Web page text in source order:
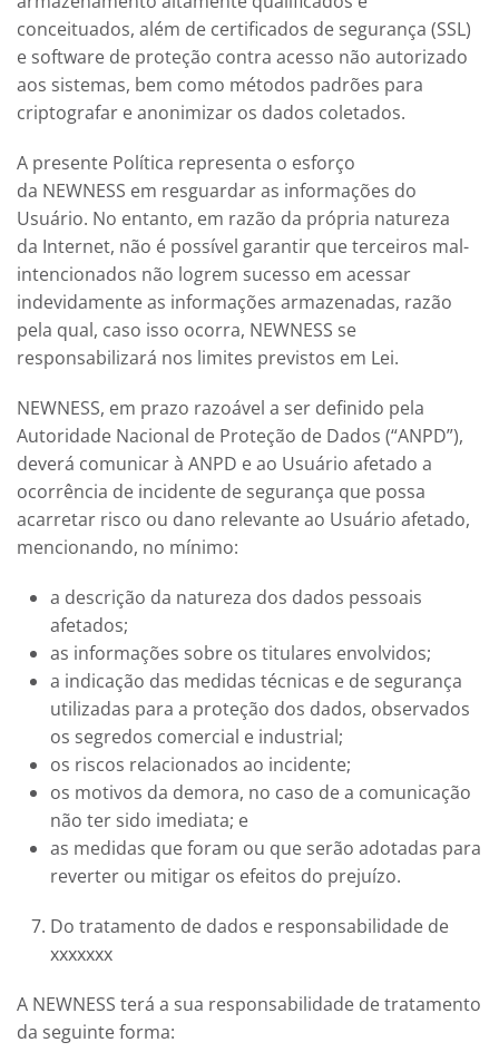
conceituados, além de certificados de segurança (SSL)
e software de proteção contra acesso não autorizado
aos sistemas, bem como métodos padrões para
criptografar e anonimizar os dados coletados.
A presente Política representa o esforço
da NEWNESS em resguardar as informações do
Usuário. No entanto, em razão da própria natureza
da Internet, não é possível garantir que terceiros mal-
intencionados não logrem sucesso em acessar
indevidamente as informações armazenadas, razão
pela qual, caso isso ocorra, NEWNESS se
responsabilizará nos limites previstos em Lei.
NEWNESS, em prazo razoável a ser definido pela
Autoridade Nacional de Proteção de Dados (“ANPD”),
deverá comunicar à ANPD e ao Usuário afetado a
ocorrência de incidente de segurança que possa
acarretar risco ou dano relevante ao Usuário afetado,
mencionando, no mínimo:
a descrição da natureza dos dados pessoais
afetados;
as informações sobre os titulares envolvidos;
a indicação das medidas técnicas e de segurança
utilizadas para a proteção dos dados, observados
os segredos comercial e industrial;
os riscos relacionados ao incidente;
os motivos da demora, no caso de a comunicação
não ter sido imediata; e
as medidas que foram ou que serão adotadas para
reverter ou mitigar os efeitos do prejuízo.
Do tratamento de dados e responsabilidade de
xxxxxxx
A NEWNESS terá a sua responsabilidade de tratamento
da seguinte forma: